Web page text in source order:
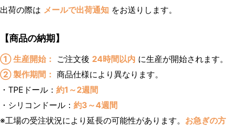
出荷の際は メールで出荷通知 をお送りします。
【商品の納期】
① 生産開始： ご注文後 24時間以内 に生産が開始されます。
② 製作期間： 商品仕様により異なります。
・TPEドール： 約1～2週間
・シリコンドール： 約3～4週間
※工場の受注状況により延長の可能性があります。 お急ぎの方